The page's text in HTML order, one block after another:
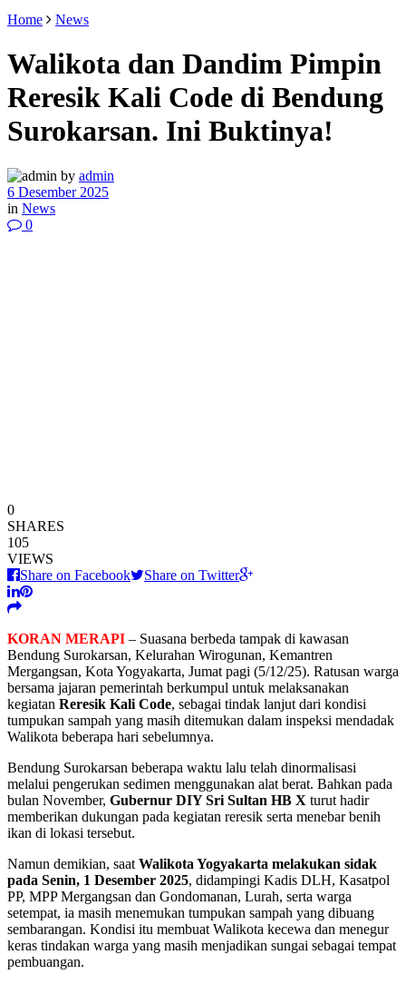
Home News
Walikota dan Dandim Pimpin
Reresik Kali Code di Bendung
Surokarsan. Ini Buktinya!
by admin
6 Desember 2025
in News
0
0
SHARES
105
VIEWS
Share on Facebook
Share on Twitter
KORAN MERAPI – Suasana berbeda tampak di kawasan
Bendung Surokarsan, Kelurahan Wirogunan, Kemantren
Mergangsan, Kota Yogyakarta, Jumat pagi (5/12/25). Ratusan warga
bersama jajaran pemerintah berkumpul untuk melaksanakan
kegiatan Reresik Kali Code, sebagai tindak lanjut dari kondisi
tumpukan sampah yang masih ditemukan dalam inspeksi mendadak
Walikota beberapa hari sebelumnya.
Bendung Surokarsan beberapa waktu lalu telah dinormalisasi
melalui pengerukan sedimen menggunakan alat berat. Bahkan pada
bulan November, Gubernur DIY Sri Sultan HB X turut hadir
memberikan dukungan pada kegiatan reresik serta menebar benih
ikan di lokasi tersebut.
Namun demikian, saat Walikota Yogyakarta melakukan sidak
pada Senin, 1 Desember 2025, didampingi Kadis DLH, Kasatpol
PP, MPP Mergangsan dan Gondomanan, Lurah, serta warga
setempat, ia masih menemukan tumpukan sampah yang dibuang
sembarangan. Kondisi itu membuat Walikota kecewa dan menegur
keras tindakan warga yang masih menjadikan sungai sebagai tempat
pembuangan.